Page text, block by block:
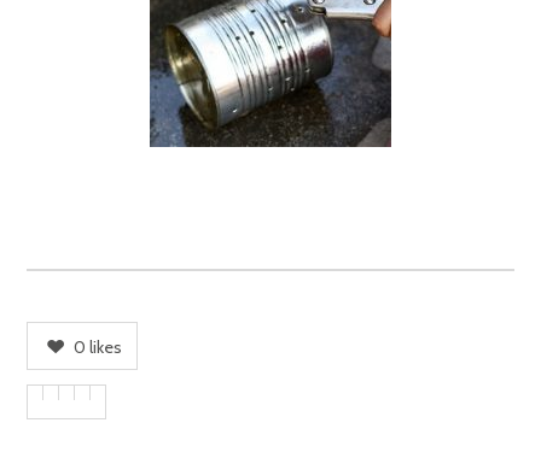
0 likes